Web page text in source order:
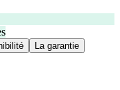
La garantie